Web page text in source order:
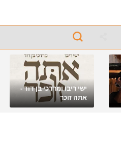
ישי ריבו ומרדכי בן דוד -
אתה זוכר